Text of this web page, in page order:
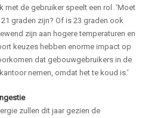
met de gebruiker speelt een rol. ‘Moet
graden zijn? Of is 23 graden ook
zijn aan hogere temperaturen en
keuzes hebben enorme impact op
dat gebouwgebruikers in de
nemen, omdat het te koud is.’
zullen dit jaar gezien de